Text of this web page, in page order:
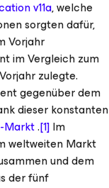
v11a, welche
sorgten dafür,
Vorjahr
im Vergleich zum
zulegte.
gegenüber dem
dieser konstanten
Markt.[1]Im
weltweiten Markt
und dem
der fünf